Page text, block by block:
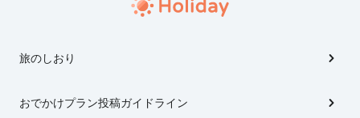
旅のしおり
おでかけプラン投稿ガイドライン